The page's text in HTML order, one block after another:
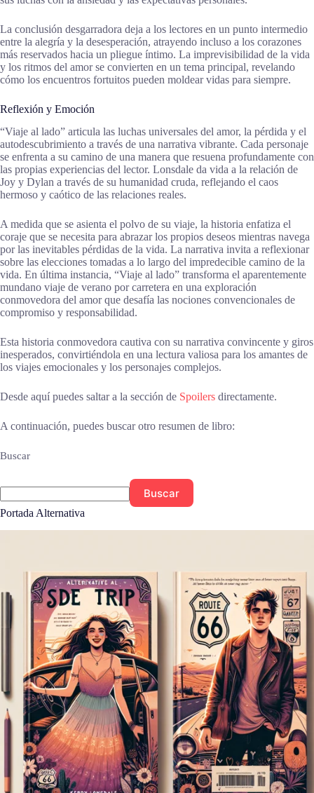
La conclusión desgarradora deja a los lectores en un punto intermedio
entre la alegría y la desesperación, atrayendo incluso a los corazones
más reservados hacia un pliegue íntimo. La imprevisibilidad de la vida
y los ritmos del amor se convierten en un tema principal, revelando
cómo los encuentros fortuitos pueden moldear vidas para siempre.
Reflexión y Emoción
“Viaje al lado” articula las luchas universales del amor, la pérdida y el
autodescubrimiento a través de una narrativa vibrante. Cada personaje
se enfrenta a su camino de una manera que resuena profundamente con
las propias experiencias del lector. Lonsdale da vida a la relación de
Joy y Dylan a través de su humanidad cruda, reflejando el caos
hermoso y caótico de las relaciones reales.
A medida que se asienta el polvo de su viaje, la historia enfatiza el
coraje que se necesita para abrazar los propios deseos mientras navega
por las inevitables pérdidas de la vida. La narrativa invita a reflexionar
sobre las elecciones tomadas a lo largo del impredecible camino de la
vida. En última instancia, “Viaje al lado” transforma el aparentemente
mundano viaje de verano por carretera en una exploración
conmovedora del amor que desafía las nociones convencionales de
compromiso y responsabilidad.
Esta historia conmovedora cautiva con su narrativa convincente y giros
inesperados, convirtiéndola en una lectura valiosa para los amantes de
los viajes emocionales y los personajes complejos.
Desde aquí puedes saltar a la sección de Spoilers directamente.
A continuación, puedes buscar otro resumen de libro:
Buscar
Buscar
Portada Alternativa